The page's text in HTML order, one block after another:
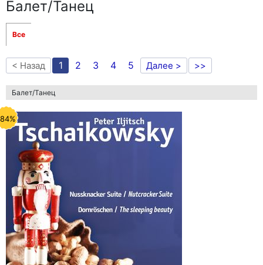
Балет/Танец
Все
< Назад 1 2 3 4 5 Далее > >>
Балет/Танец